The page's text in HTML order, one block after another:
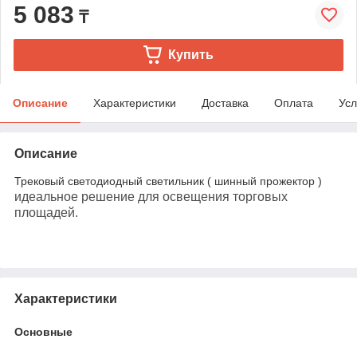
5 083 ₸
Купить
Описание Характеристики Доставка Оплата
Описание
Трековый светодиодный светильник ( шинный прожектор )
идеальное решение для освещения торговых
площадей.
Характеристики
Основные